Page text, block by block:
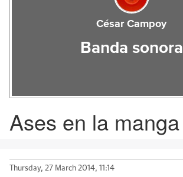
César Campoy
Banda sonora
Ases en la manga
Thursday, 27 March 2014, 11:14